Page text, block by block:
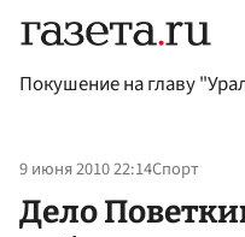
Покушение на главу
9 июня 2010 22:14Спорт
Дело